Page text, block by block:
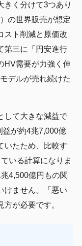
きく分けて3つあり
の世界販売が想定
スト削減と原価改
第三に「円安進行
HV需要が力強く伸
デルが売れ続けた
して大きな減益で
益が約4兆7,000億
いたため、比較す
いる計算になりま
4,500億円もの関
けません。「悪い
が必要です。